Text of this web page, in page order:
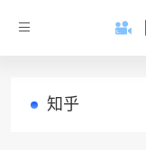
知乎